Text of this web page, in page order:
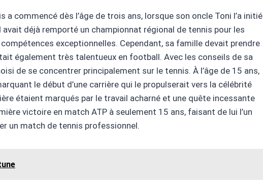
a commencé dès l’âge de trois ans, lorsque son oncle Toni l’a initié
avait déjà remporté un championnat régional de tennis pour les
exceptionnelles. Cependant, sa famille devait prendre
également très talentueux en football. Avec les conseils de sa
de se concentrer principalement sur le tennis. À l’âge de 15 ans,
le début d’une carrière qui le propulserait vers la célébrité
étaient marqués par le travail acharné et une quête incessante
victoire en match ATP à seulement 15 ans, faisant de lui l’un
un match de tennis professionnel.